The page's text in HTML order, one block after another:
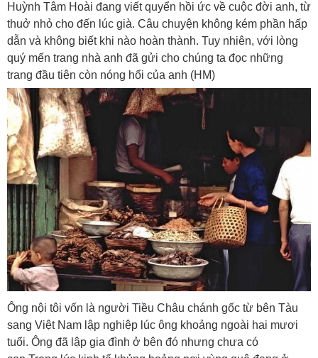
Huỳnh Tâm Hoài đang viết quyển hồi ức về cuộc đời anh, từ
thuở nhỏ cho đến lúc già. Câu chuyện không kém phần hấp
dẫn và không biết khi nào hoàn thành. Tuy nhiên, với lòng
quý mến trang nhà anh đã gửi cho chúng ta đọc những
trang đầu tiên còn nóng hổi của anh (HM)
Ông nội tôi vốn là người Tiều Châu chánh gốc từ bên Tàu
sang Việt Nam lập nghiệp lúc ông khoảng ngoài hai mươi
tuổi. Ông đã lập gia đình ở bên đó nhưng chưa có